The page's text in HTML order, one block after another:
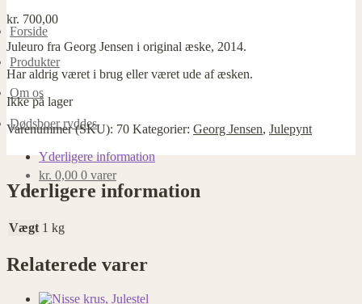
Forside
Produkter
Om os
Dødsboer ryddes
kr. 0,00 0 varer
kr. 700,00
Juleuro fra Georg Jensen i original æske, 2014.
Har aldrig været i brug eller været ude af æsken.
Ikke på lager
Varenummer (SKU): 70 Kategorier: Georg Jensen, Julepynt
Yderligere information
Yderligere information
Vægt 1 kg
Relaterede varer